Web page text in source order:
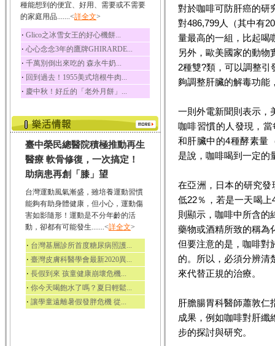
種能想到的便宜、好用、需要或不需要
的家庭用品.......<詳全文>
‧ Glico之冰雪女王的好心機餅...
‧ 心心念念3年的鷹牌GHIRARDE...
‧ 千萬別倒出來吃的 森永牛奶...
‧ 回到過去！1955美式培根牛肉...
‧ 慶中秋！好丘的「老外月餅」...
臺中榮民總醫院積極推動再生
醫療 軟骨修復，一次搞定！
助病患再創「膝」望
台灣運動風氣漸盛，雖培養運動習慣
能夠有助身體健康，但小心，運動傷
害如影隨形！運動是不分年齡的活
動，卻都有可能發生.......<詳全文>
‧ 台灣基層診所首度糖尿病照護...
‧ 臺灣皮膚科醫學會最新2020異...
‧ 長假到來 孩童健康崩壞危機...
‧ 你今天喝飽水了嗎？夏日輕鬆...
‧ 讓學童遠離暑假發胖危機 從...
對於咖啡可防肝癌的研
對486,799人（其中有
量最高的一組，比起喝
另外，歐美國家的動物
2種雙?類，可以調整
夠調整肝臟的解毒功能
一則外電新聞則表示，
咖啡習慣的人發現，
和肝臟中的4種酵素量
是說，咖啡喝到一定的
在亞洲，日本的研究
低22％，若是一天喝
則顯示，咖啡中所含的
藥物或酒精所致的稱為
但要注意的是，咖啡對
的。所以，必須分辨清
來代替正規的治療。
肝膽腸胃科醫師蕭敦仁
成果，例如咖啡對肝纖
步的探討與研究。